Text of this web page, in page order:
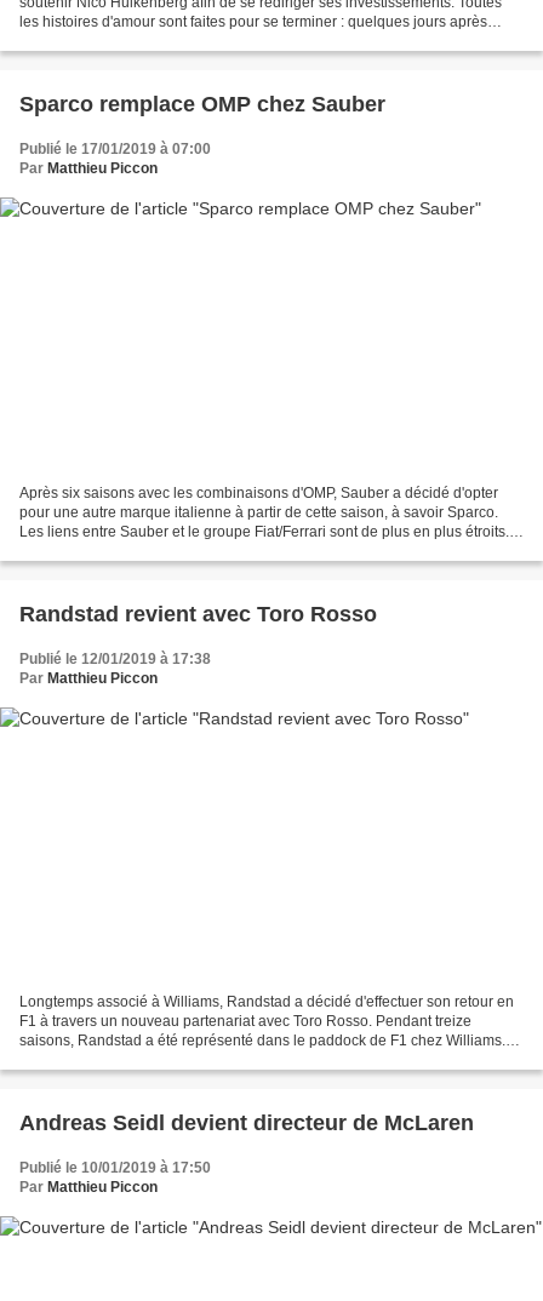
les histoires d'amour sont faites pour se terminer : quelques jours après
Sparco remplace OMP chez Sauber
Publié le 17/01/2019 à 07:00
Par Matthieu Piccon
Après six saisons avec les combinaisons d'OMP, Sauber a décidé d'opter
pour une autre marque italienne à partir de cette saison, à savoir Sparco.
Les liens entre Sauber et le groupe Fiat/Ferrari sont de plus en plus étroits.
Randstad revient avec Toro Rosso
Publié le 12/01/2019 à 17:38
Par Matthieu Piccon
Longtemps associé à Williams, Randstad a décidé d'effectuer son retour en
F1 à travers un nouveau partenariat avec Toro Rosso. Pendant treize
saisons, Randstad a été représenté dans le paddock de F1 chez Williams.
Andreas Seidl devient directeur de McLaren
Publié le 10/01/2019 à 17:50
Par Matthieu Piccon